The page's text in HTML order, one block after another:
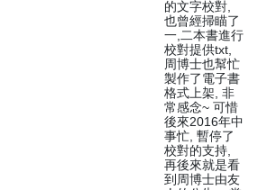
的文字校對,
也曾經掃瞄了
一,二本書進行
校對提供txt,
周博士也幫忙
製作了電子書
格式上架, 非
常感念~ 可惜
後來2016年中
事忙, 暫停了
校對的支持,
再後來就是看
到周博士由友